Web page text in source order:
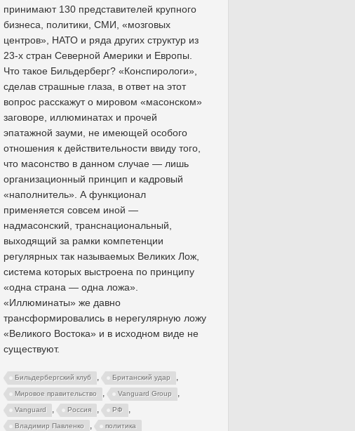
принимают 130 представителей крупного
бизнеса, политики, СМИ, «мозговых
центров», НАТО и ряда других структур из
23-х стран Северной Америки и Европы.
Что такое Бильдерберг? «Конспирологи»,
сделав страшные глаза, в ответ на этот
вопрос расскажут о мировом «масонском»
заговоре, иллюминатах и прочей
эпатажной зауми, не имеющей особого
отношения к действительности ввиду того,
что масонство в данном случае — лишь
организационный принцип и кадровый
«наполнитель». А функционал
применяется совсем иной —
надмасонский, транснациональный,
выходящий за рамки компетенции
регулярных так называемых Великих Лож,
система которых выстроена по принципу
«одна страна — одна ложа».
«Иллюминаты» же давно
трансформировались в нерегулярную ложу
«Великого Востока» и в исходном виде не
существуют.
Бильдербергский клуб , Британский удар ,
Мировое правительство , Vanguard Group ,
Vanguard , Россия , РФ ,
Владимир Павленко , политика